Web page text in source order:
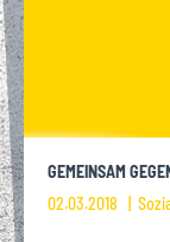
GEMEINSAM
02.03.2018